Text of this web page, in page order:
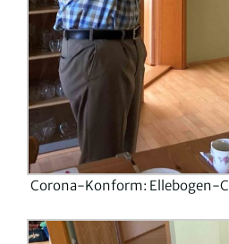
Corona-Konform: Ellebogen-